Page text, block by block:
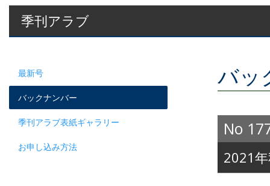
季刊アラブ
最新号
バックナンバー
季刊アラブ表紙ギャラリー
お申し込み方法
バッ
No
2021